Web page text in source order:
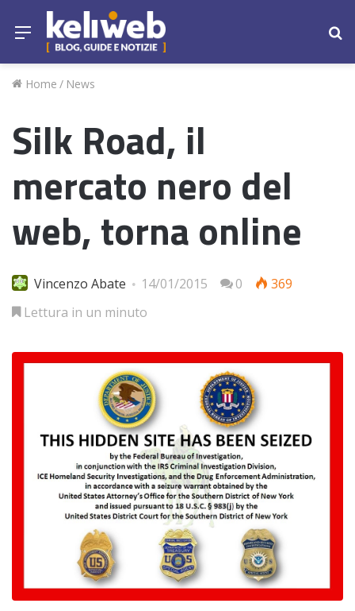
Menu
Home / News
Silk Road, il
mercato nero del
web, torna online
Vincenzo Abate 14/01/2015 0
369
Lettura in un minuto